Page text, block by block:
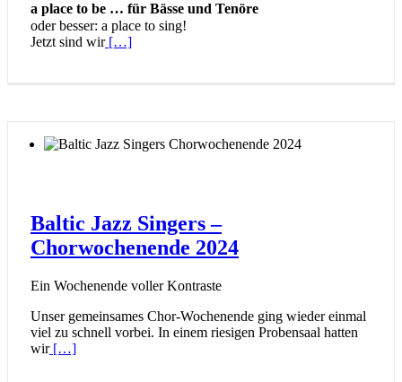
a place to be … für Bässe und Tenöre
oder besser: a place to sing!
Jetzt sind wir[…]
Baltic Jazz Singers –
Chorwochenende 2024
Ein Wochenende voller Kontraste
Unser gemeinsames Chor-Wochenende ging wieder einmal
viel zu schnell vorbei. In einem riesigen Probensaal hatten
wir[…]